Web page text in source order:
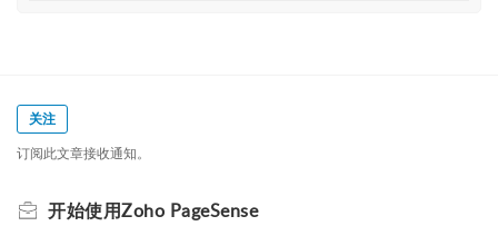
关注
订阅此文章接收通知。
开始使用Zoho PageSense